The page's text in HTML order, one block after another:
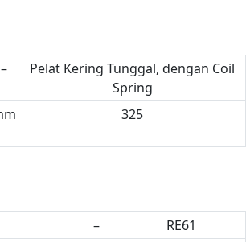
–
Pelat Kering Tunggal, dengan Coil
Spring
325
–
RE61